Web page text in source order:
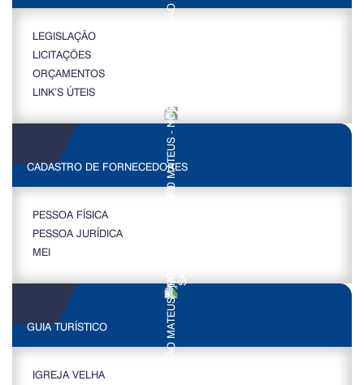
LEGISLAÇÃO
LICITAÇÕES
ORÇAMENTOS
LINK’S ÚTEIS
CADASTRO DE FORNECEDORES
PESSOA FÍSICA
PESSOA JURÍDICA
MEI
GUIA TURÍSTICO
IGREJA VELHA